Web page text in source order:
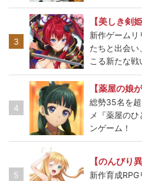
3
【美しき剣
新作ゲームリ
たちと出会い
こる新たな戦
4
【薬屋の娘
総勢35名を
メ『薬屋の
ンゲーム！
5
【のんびり
新作育成